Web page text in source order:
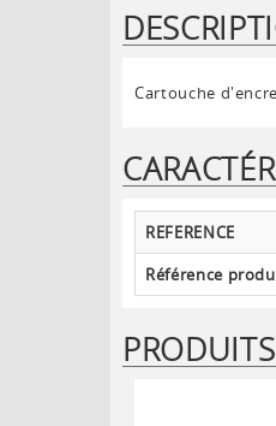
Cartouche d'encre
REFERENCE
Référence